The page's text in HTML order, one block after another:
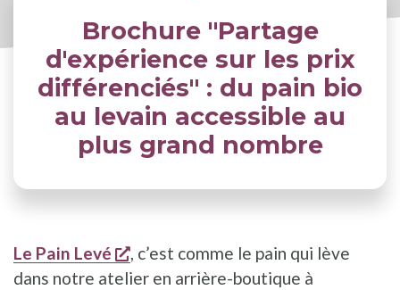
Brochure "Partage
d'expérience sur les prix
différenciés" : du pain bio
au levain accessible au
plus grand nombre
Le Pain Levé s'ouvre dans une nouvelle fenêtre
, c’est comme le pain qui lève
dans notre atelier en arrière-boutique à